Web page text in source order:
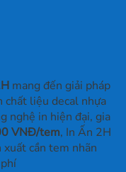
mang đến giải pháp
liệu decal nhựa
nghệ in hiện đại, gia
VNĐ/tem, In Ấn 2H
xuất cần tem nhãn